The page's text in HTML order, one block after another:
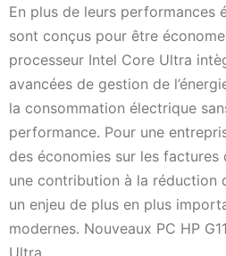
En plus de leurs performances
sont conçus pour être
processeur Intel Core Ultra
avancées de gestion de
la consommation électrique
performance. Pour une
des économies sur les factures
une contribution à la réduction
un enjeu de plus en plus
modernes. Nouveaux PC HP